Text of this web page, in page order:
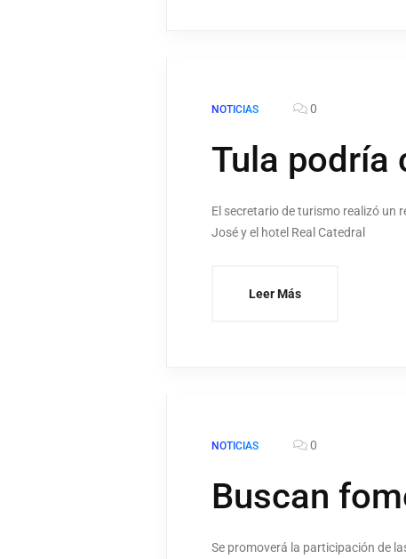
NOTICIAS 0
Tula podría
El secretario de turismo realizó un
José y el hotel Real Catedral
Leer Más
NOTICIAS 0
Buscan
Se promoverá la participación de